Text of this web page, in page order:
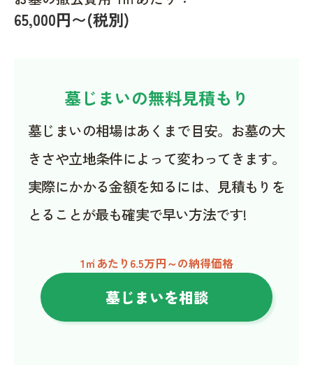
65,000円〜(税別)
墓じまいの無料見積もり
墓じまいの相場はあくまで目安。お墓の大
きさや立地条件によって変わってきます。
実際にかかる金額を知るには、見積もりを
とることが最も確実で早い方法です!
1㎡あたり6.5万円～の納得価格
墓じまいを相談